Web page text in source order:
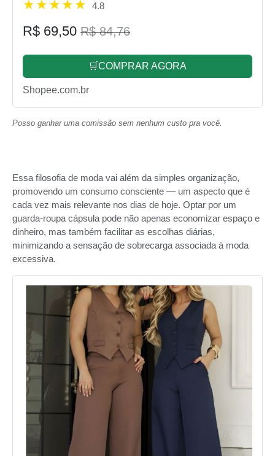
4.8
R$ 69,50 R$ 84,76
🛒COMPRAR AGORA
Shopee.com.br
Posso ganhar uma comissão sem nenhum custo pra você.
Essa filosofia de moda vai além da simples organização,
promovendo um consumo consciente — um aspecto que é
cada vez mais relevante nos dias de hoje. Optar por um
guarda-roupa cápsula pode não apenas economizar espaço e
dinheiro, mas também facilitar as escolhas diárias,
minimizando a sensação de sobrecarga associada à moda
excessiva.